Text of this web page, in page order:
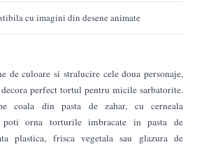
cu imagini din desene animate
de culoare si stralucire cele doua personaje,
perfect tortul pentru micile sarbatorite.
coala din pasta de zahar, cu cerneala
orna torturile imbracate in pasta de
plastica, frisca vegetala sau glazura de